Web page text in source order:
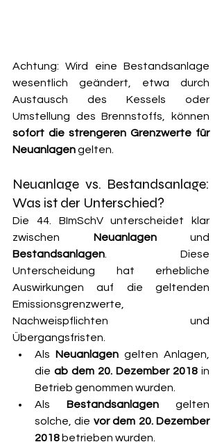
Achtung: Wird eine Bestandsanlage
wesentlich geändert, etwa durch
Austausch des Kessels oder
sofort die strengeren Grenzwerte für
Neuanlagen gelten.
Neuanlage vs. Bestandsanlage:
Was ist der Unterschied?
Die 44. BImSchV unterscheidet klar
zwischen Neuanlagen
Bestandsanlagen . Diese
Unterscheidung hat erhebliche
Auswirkungen auf die geltenden
Emissionsgrenzwerte,
Nachweispflichten und
Übergangsfristen.
Als Neuanlagen gelten Anlagen,
die ab dem 20. Dezember 2018 in
Betrieb genommen wurden.
Als Bestandsanlagen gelten
solche, die vor dem 20. Dezember
2018 betrieben wurden.